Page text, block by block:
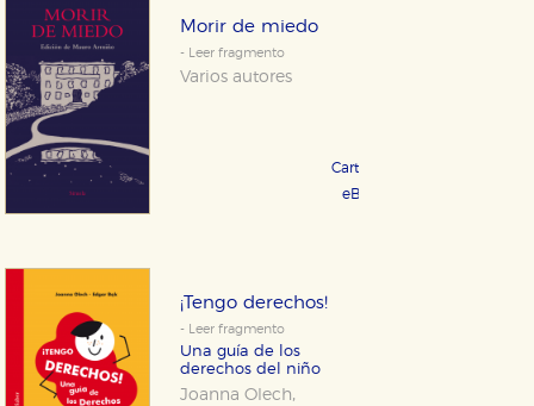
Morir de miedo
- Leer fragmento
Varios autores
Cartoné 21,95 €
eBook 10,99 €
¡Tengo derechos!
- Leer fragmento
Una guía de los
derechos del niño
Joanna Olech,